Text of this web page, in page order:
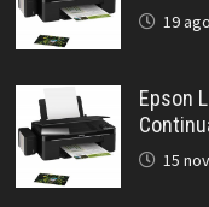
19
Epson
15